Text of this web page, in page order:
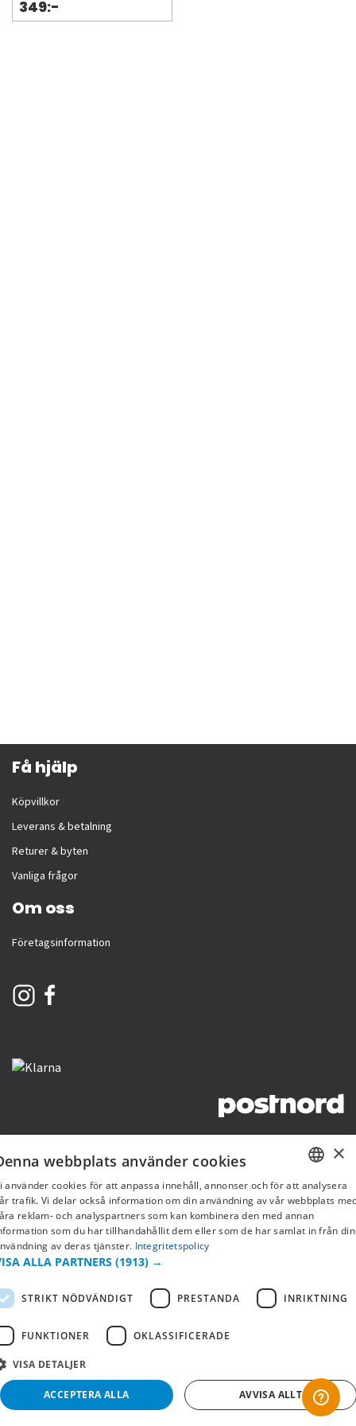
349:-
Få hjälp
Köpvillkor
Leverans & betalning
Returer & byten
Vanliga frågor
Om oss
Företagsinformation
SWEDISH
FI
×
webbplats använder cookies
använder cookies för att anpassa innehåll, annonser och för att analysera
trafik. Vi delar också information om din användning av vår webbplats
reklam- och analyspartners som kan kombinera den med annan
som du har tillhandahållit dem eller som de har samlat in från din
av deras tjänster. Integritetspolicy
ALLA PARTNERS (1913) →
STRIKT NÖDVÄNDIGT PRESTANDA INRIKTNING
FUNKTIONER OKLASSIFICERADE
VISA DETALJER
ACCEPTERA ALLA AVVISA ALLT